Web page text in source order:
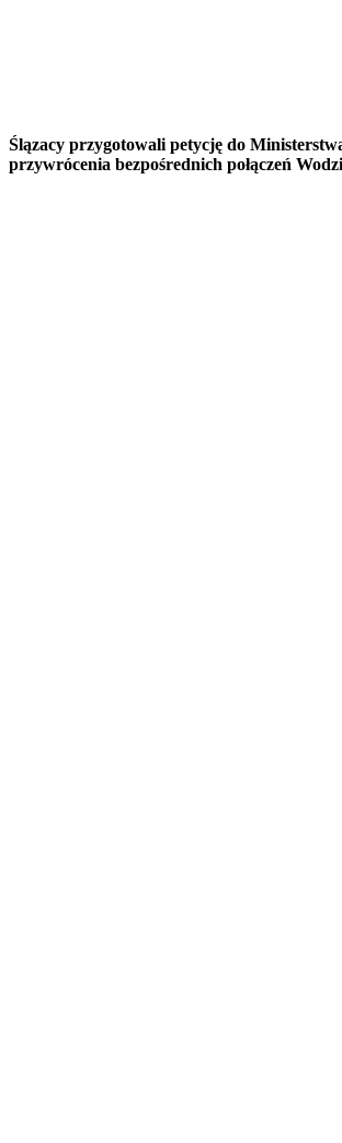
Ślązacy przygotowali petycję do
przywrócenia bezpośrednich połączeń